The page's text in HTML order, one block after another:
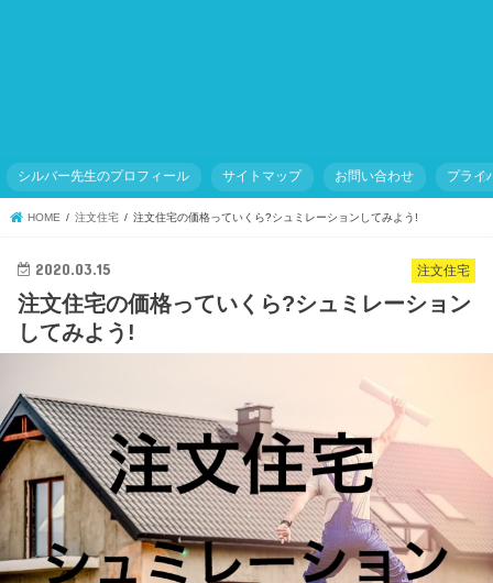
シルバー先生のプロフィール サイトマップ お問い合わせ プライ
HOME 注文住宅 注文住宅の価格っていくら?シュミレーションしてみよう!
注文住宅
2020.03.15
注文住宅の価格っていくら?シュミレーション
してみよう!